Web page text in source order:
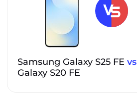
Samsung Galaxy S25 FE vs
Galaxy S20 FE